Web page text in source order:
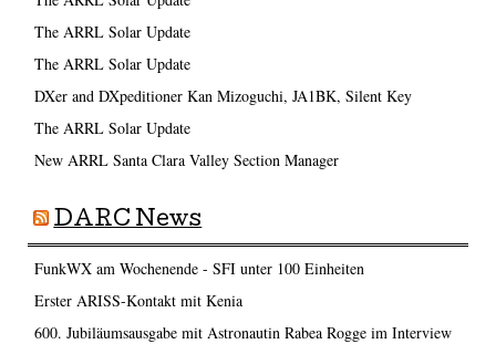
The ARRL Solar Update
The ARRL Solar Update
DXer and DXpeditioner Kan Mizoguchi, JA1BK, Silent Key
The ARRL Solar Update
New ARRL Santa Clara Valley Section Manager
DARC News
FunkWX am Wochenende - SFI unter 100 Einheiten
Erster ARISS-Kontakt mit Kenia
600. Jubiläumsausgabe mit Astronautin Rabea Rogge im Interview